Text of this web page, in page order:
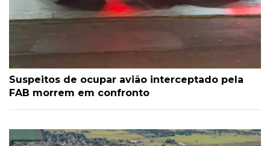
Suspeitos de ocupar avião interceptado pela
FAB morrem em confronto